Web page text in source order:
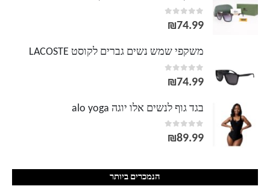
0
out of 5
₪74.99
משקפי שמש נשים גברים לקוסט LACOSTE
0
out of 5
₪74.99
בגד גוף לנשים אלו יוגה alo yoga
0
out of 5
₪89.99
הנמכרים ביותר